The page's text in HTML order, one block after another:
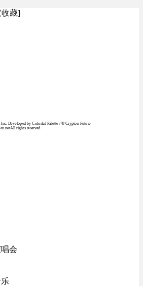
收藏]
Developed by Colorful Palette / © Crypton Future
rights reserved.
会